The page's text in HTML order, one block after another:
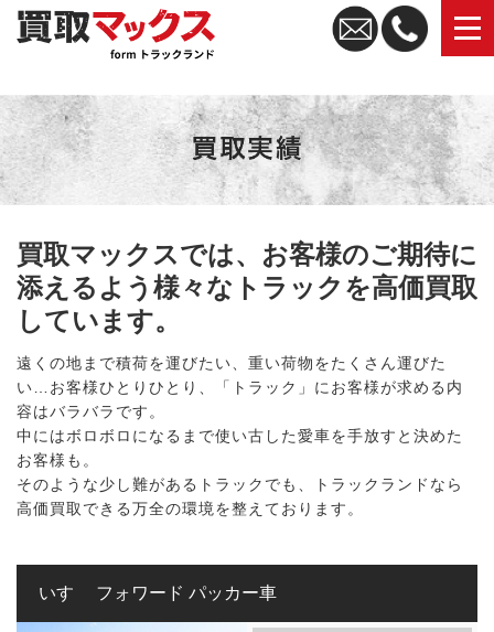
トラック買取なら買取マックス｜全国無料査定・高価買取
買取マックスでは、お客様のご期待に
添えるよう様々なトラックを高価買取
しています。
遠くの地まで積荷を運びたい、重い荷物をたくさん運びた
い…お客様ひとりひとり、「トラック」にお客様が求める内
容はバラバラです。
中にはボロボロになるまで使い古した愛車を手放すと決めた
お客様も。
そのような少し難があるトラックでも、トラックランドなら
高価買取できる万全の環境を整えております。
いすゞ フォワード パッカー車